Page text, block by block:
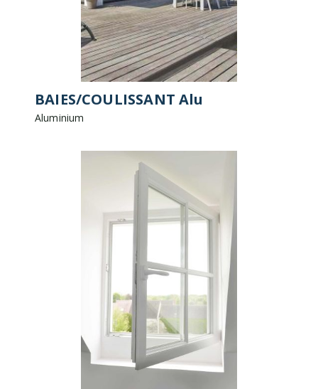
BAIES/COULISSANT Alu
Aluminium